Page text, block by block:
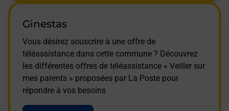
Ginestas
Vous désirez souscrire à une offre de
téléassistance dans cette commune ? Découvrez
les différentes offres de téléassistance « Veiller sur
mes parents » proposées par La Poste pour
répondre à vos besoins